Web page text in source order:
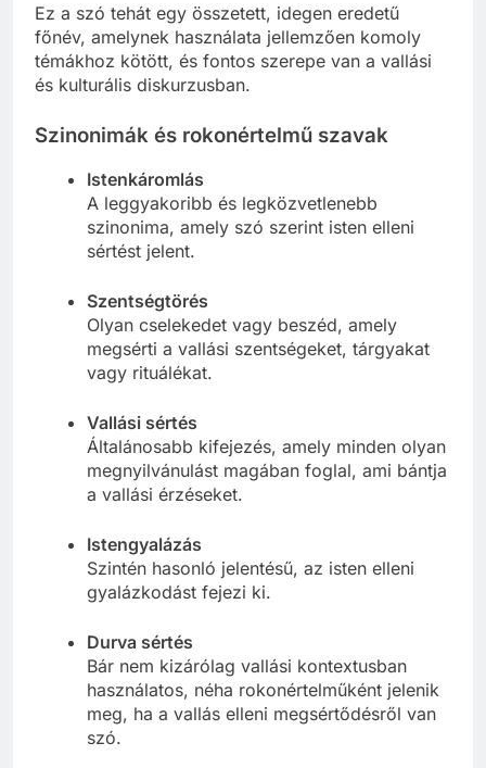
Ez a szó tehát egy összetett, idegen eredetű
főnév, amelynek használata jellemzően komoly
témákhoz kötött, és fontos szerepe van a vallási
és kulturális diskurzusban.
Szinonimák és rokonértelmű szavak
Istenkáromlás
A leggyakoribb és legközvetlenebb
szinonima, amely szó szerint isten elleni
sértést jelent.
Szentségtörés
Olyan cselekedet vagy beszéd, amely
megsérti a vallási szentségeket, tárgyakat
vagy rituálékat.
Vallási sértés
Általánosabb kifejezés, amely minden olyan
megnyilvánulást magában foglal, ami bántja
a vallási érzéseket.
Istengyalázás
Szintén hasonló jelentésű, az isten elleni
gyalázkodást fejezi ki.
Durva sértés
Bár nem kizárólag vallási kontextusban
használatos, néha rokonértelműként jelenik
meg, ha a vallás elleni megsértődésről van
szó.